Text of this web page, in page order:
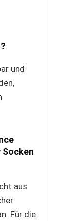
und
Socken
aus
Für die